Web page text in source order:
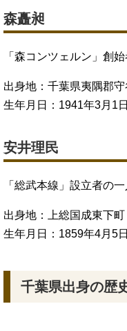
森矗昶
「森コンツェルン」創
出身地：千葉県夷隅郡
生年月日：1941年3月1日
安井理民
「総武本線」設立者の一
出身地：上総国成東下
生年月日：1859年4月5日
千葉県出身の歴